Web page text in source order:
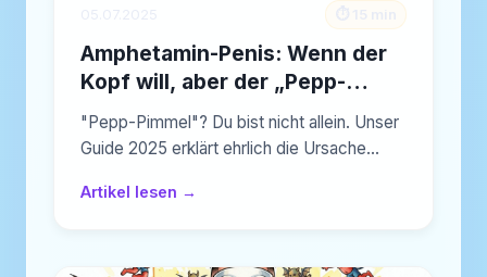
Amphetamin-Penis: Wenn der
Kopf will, aber der „Pepp-
Pimmel“ nicht
"Pepp-Pimmel"? Du bist nicht allein. Unser
Guide 2025 erklärt ehrlich die Ursache…
Artikel lesen →